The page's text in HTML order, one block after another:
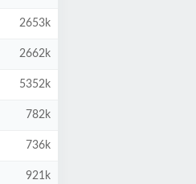
2653k
2662k
5352k
782k
736k
921k